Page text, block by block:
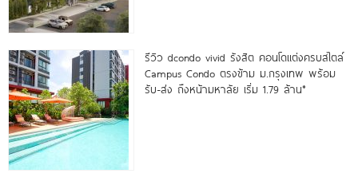
รีวิว dcondo vivid รังสิต คอนโดแต่งครบสไตล์
Campus Condo ตรงข้าม ม.กรุงเทพ พร้อม
รับ-ส่ง ถึงหน้ามหาลัย เริ่ม 1.79 ล้าน*